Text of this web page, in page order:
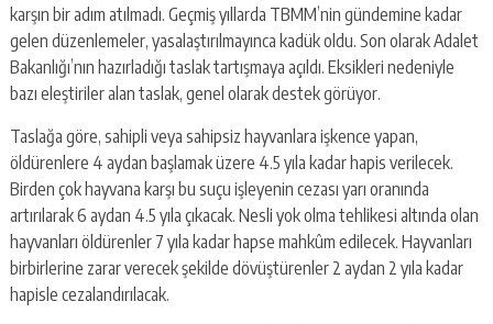
karşın bir adım atılmadı. Geçmiş yıllarda TBMM’nin gündemine kadar
gelen düzenlemeler, yasalaştırılmayınca kadük oldu. Son olarak Adalet
Bakanlığı’nın hazırladığı taslak tartışmaya açıldı. Eksikleri nedeniyle
bazı eleştiriler alan taslak, genel olarak destek görüyor.
Taslağa göre, sahipli veya sahipsiz hayvanlara işkence yapan,
öldürenlere 4 aydan başlamak üzere 4.5 yıla kadar hapis verilecek.
Birden çok hayvana karşı bu suçu işleyenin cezası yarı oranında
artırılarak 6 aydan 4.5 yıla çıkacak. Nesli yok olma tehlikesi altında olan
hayvanları öldürenler 7 yıla kadar hapse mahkûm edilecek. Hayvanları
birbirlerine zarar verecek şekilde dövüştürenler 2 aydan 2 yıla kadar
hapisle cezalandırılacak.